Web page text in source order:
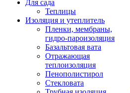
Для сада
Теплицы
Изоляция и утеплитель
Пленки, мембраны,
гидро-пароизоляция
Базальтовая вата
Отражающая
теплоизоляция
Пенополистирол
Стекловата